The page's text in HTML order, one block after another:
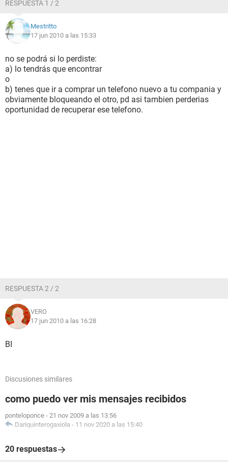
RESPUESTA 1 / 2
Mestritto
17 jun 2010 a las 15:33
no se podrá si lo perdiste:
a) lo tendrás que encontrar
o
b) tenes que ir a comprar un telefono nuevo a tu compania y
obviamente bloqueando el otro, pd asi tambien perderias
oportunidad de recuperar ese telefono.
RESPUESTA 2 / 2
VERO
17 jun 2010 a las 16:28
BI
Discusiones similares
como puedo ver mis mensajes recibidos
ponteloponce - 21 nov 2009 a las 13:56
Dariquinterogaxiola - 11 nov 2020 a las 15:40
20 respuestas